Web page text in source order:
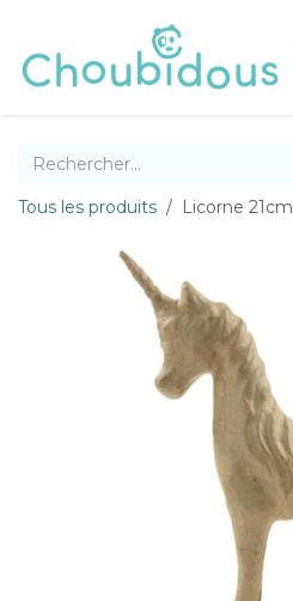
Tous les produits Licorne 21cm